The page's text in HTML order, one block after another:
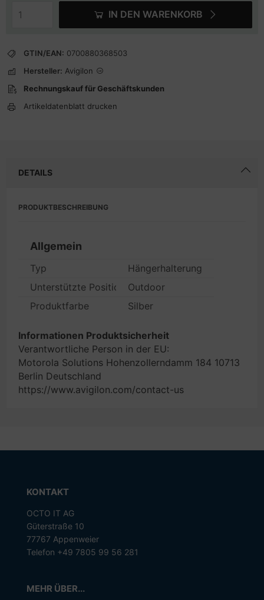
IN DEN WARENKORB
GTIN/EAN: 0700880368503
Hersteller: Avigilon
Rechnungskauf für Geschäftskunden
Artikeldatenblatt drucken
DETAILS
PRODUKTBESCHREIBUNG
Allgemein
Typ
Hängerhalterung
Unterstützte Positionierung
Outdoor
Produktfarbe
Silber
Informationen Produktsicherheit
Verantwortliche Person in der EU:
Motorola Solutions Hohenzollerndamm 184 10713
Berlin Deutschland
https://www.avigilon.com/contact-us
KONTAKT
OCTO IT AG
Güterstraße 10
77767 Appenweier
Telefon +49 7805 99 56 281
MEHR ÜBER...